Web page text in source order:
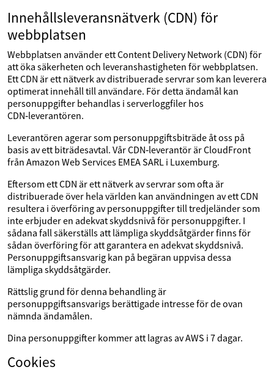
Innehållsleveransnätverk (CDN) för
webbplatsen
Webbplatsen använder ett Content Delivery Network (CDN) för
att öka säkerheten och leveranshastigheten för webbplatsen.
Ett CDN är ett nätverk av distribuerade servrar som kan leverera
optimerat innehåll till användare. För detta ändamål kan
personuppgifter behandlas i serverloggfiler hos
CDN‑leverantören.
Leverantören agerar som personuppgiftsbiträde åt oss på
basis av ett biträdesavtal. Vår CDN‑leverantör är CloudFront
från Amazon Web Services EMEA SARL i Luxemburg.
Eftersom ett CDN är ett nätverk av servrar som ofta är
distribuerade över hela världen kan användningen av ett CDN
resultera i överföring av personuppgifter till tredjeländer som
inte erbjuder en adekvat skyddsnivå för personuppgifter. I
sådana fall säkerställs att lämpliga skyddsåtgärder finns för
sådan överföring för att garantera en adekvat skyddsnivå.
Personuppgiftsansvarig kan på begäran uppvisa dessa
lämpliga skyddsåtgärder.
Rättslig grund för denna behandling är
personuppgiftsansvarigs berättigade intresse för de ovan
nämnda ändamålen.
Dina personuppgifter kommer att lagras av AWS i 7 dagar.
Cookies